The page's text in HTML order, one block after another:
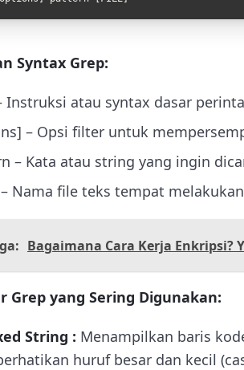
Syntax Grep:
Instruksi atau syntax dasar
– Opsi filter untuk
– Kata atau string yang ingin
– Nama file teks tempat
Bagaimana Cara Kerja Enkripsi?
Grep yang Sering Digunakan:
String : Menampilkan baris
huruf besar dan kecil